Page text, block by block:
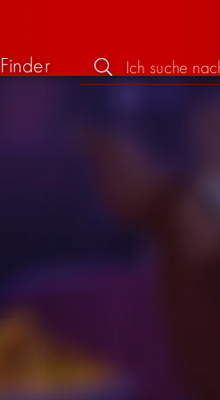
Finder